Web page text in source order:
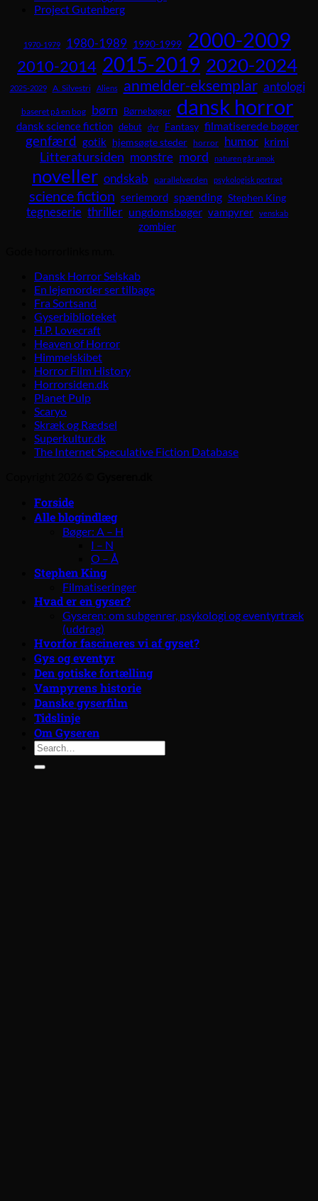
Project Gutenberg
1970-1979 1980-1989 1990-1999 2000-2009
2010-2014 2015-2019 2020-2024
2025-2029 A. Silvestri Aliens anmelder-eksemplar antologi
baseret på en bog børn Børnebøger dansk horror
dansk science fiction debut dyr Fantasy filmatiserede bøger
genfærd gotik hjemsøgte steder horror humor krimi
Litteratursiden monstre mord naturen går amok
noveller ondskab parallelverden psykologisk portræt
science fiction seriemord spænding Stephen King
tegneserie thriller ungdomsbøger vampyrer venskab
zombier
Dansk Horror Selskab
En lejemorder ser tilbage
Fra Sortsand
Gyserbiblioteket
H.P. Lovecraft
Heaven of Horror
Himmelskibet
Horror Film History
Horrorsiden.dk
Planet Pulp
Scaryo
Skræk og Rædsel
Superkultur.dk
The Internet Speculative Fiction Database
Forside
Alle blogindlæg
Bøger: A – H
I – N
O – Å
Stephen King
Filmatiseringer
Hvad er en gyser?
Gyseren: om subgenrer, psykologi og eventyrtræk
(uddrag)
Hvorfor fascineres vi af gyset?
Gys og eventyr
Den gotiske fortælling
Vampyrens historie
Danske gyserfilm
Tidslinje
Om Gyseren